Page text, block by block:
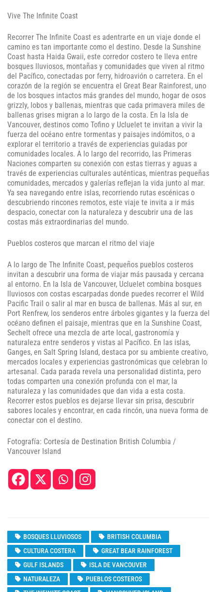
Vive The Infinite Coast
Recorrer The Infinite Coast es adentrarte en un viaje donde el
camino es tan importante como el destino. Desde la Sunshine
Coast hasta Haida Gwaii, este corredor costero te lleva entre
bosques lluviosos, montañas y comunidades que viven al ritmo
del Pacífico, conectadas por ferry, hidroavión o carretera. En el
corazón de la región se encuentra el Great Bear Rainforest, uno
de los bosques intactos más grandes del mundo, hogar de osos
grizzly, lobos y ballenas, mientras que cada primavera miles de
ballenas grises migran a lo largo de la costa. En la Isla de
Vancouver, destinos como Tofino y Ucluelet te invitan a vivir la
fuerza del océano entre tormentas y paisajes indómitos, o a
explorar el territorio a través de experiencias guiadas por
comunidades locales. A lo largo del recorrido, las Primeras
Naciones comparten su conexión con estas tierras y aguas a
través de experiencias culturales auténticas, mientras pequeñas
comunidades, mercados y galerías reflejan la vida junto al mar.
Ya sea navegando entre islas, recorriendo rutas escénicas o
descubriendo rincones remotos, este viaje te invita a ir más
despacio, conectar con la naturaleza y descubrir una de las
costas más extraordinarias del mundo.
Pueblos costeros que marcan el ritmo del viaje
A lo largo de The Infinite Coast, pequeños pueblos costeros
invitan a descubrir una forma de viajar más pausada y cercana
al entorno. En la Isla de Vancouver, Ucluelet combina bosques
lluviosos con costas escarpadas donde puedes recorrer el Wild
Pacific Trail o salir al mar en busca de ballenas. Más al sur, en
Port Renfrew, los senderos entre árboles gigantes y la fuerza del
océano definen el paisaje, mientras que en la Sunshine Coast,
Sechelt ofrece una mezcla de arte local, gastronomía y
naturaleza entre senderos y vistas al Pacífico. En las islas,
Ganges, en Salt Spring Island, destaca por su ambiente creativo,
mercados locales y experiencias gastronómicas que celebran lo
artesanal. Cada parada revela una personalidad distinta, pero
todas comparten una conexión profunda con el mar, la
naturaleza y las comunidades que dan vida a esta costa.
Recorrer estos pueblos es dejarse llevar sin prisa, descubrir
sabores locales y encontrar, en cada rincón, una nueva forma de
conectar con el destino.
Fotografía: Cortesía de Destination British Columbia /
Vancouver Island
BOSQUES LLUVIOSOS
BRITISH COLUMBIA
CULTURA COSTERA
GREAT BEAR RAINFOREST
GULF ISLANDS
ISLA DE VANCOUVER
NATURALEZA
PUEBLOS COSTEROS